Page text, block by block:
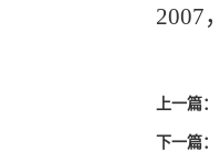
2007
上一篇：
下一篇：